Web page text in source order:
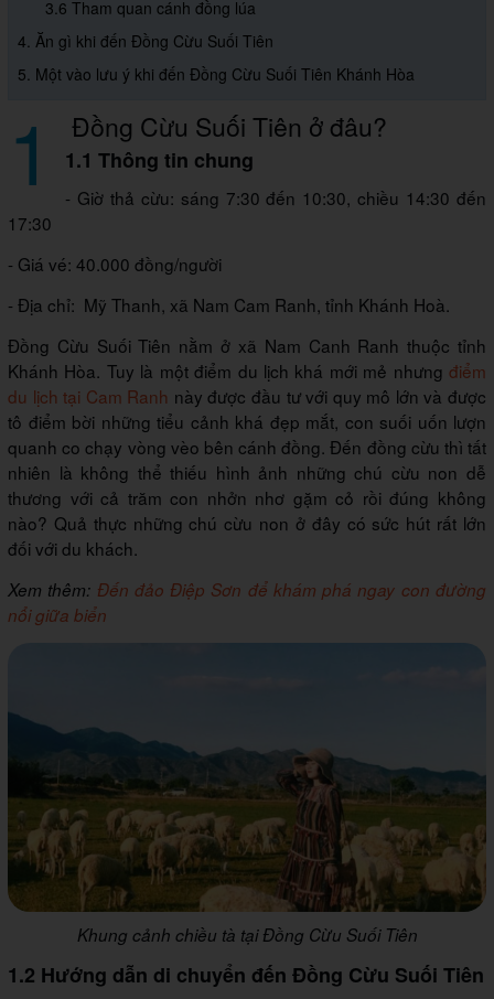
3.6 Tham quan cánh đồng lúa
4. Ăn gì khi đến Đồng Cừu Suối Tiên
5. Một vào lưu ý khi đến Đồng Cừu Suối Tiên Khánh Hòa
1 Đồng Cừu Suối Tiên ở đâu?
1.1 Thông tin chung
- Giờ thả cừu: sáng 7:30 đến 10:30, chiều 14:30 đến
17:30
- Giá vé: 40.000 đồng/người
- Địa chỉ: Mỹ Thanh, xã Nam Cam Ranh, tỉnh Khánh Hoà.
Đồng Cừu Suối Tiên nằm ở xã Nam Canh Ranh thuộc tỉnh
Khánh Hòa. Tuy là một điểm du lịch khá mới mẻ nhưng điểm
du lịch tại Cam Ranh này được đầu tư với quy mô lớn và được
tô điểm bời những tiểu cảnh khá đẹp mắt, con suối uốn lượn
quanh co chạy vòng vèo bên cánh đồng. Đến đồng cừu thì tất
nhiên là không thể thiếu hình ảnh những chú cừu non dễ
thương với cả trăm con nhởn nhơ gặm cỏ rồi đúng không
nào? Quả thực những chú cừu non ở đây có sức hút rất lớn
đối với du khách.
Xem thêm: Đến đảo Điệp Sơn để khám phá ngay con đường
nổi giữa biển
Khung cảnh chiều tà tại Đồng Cừu Suối Tiên
1.2 Hướng dẫn di chuyển đến Đồng Cừu Suối Tiên